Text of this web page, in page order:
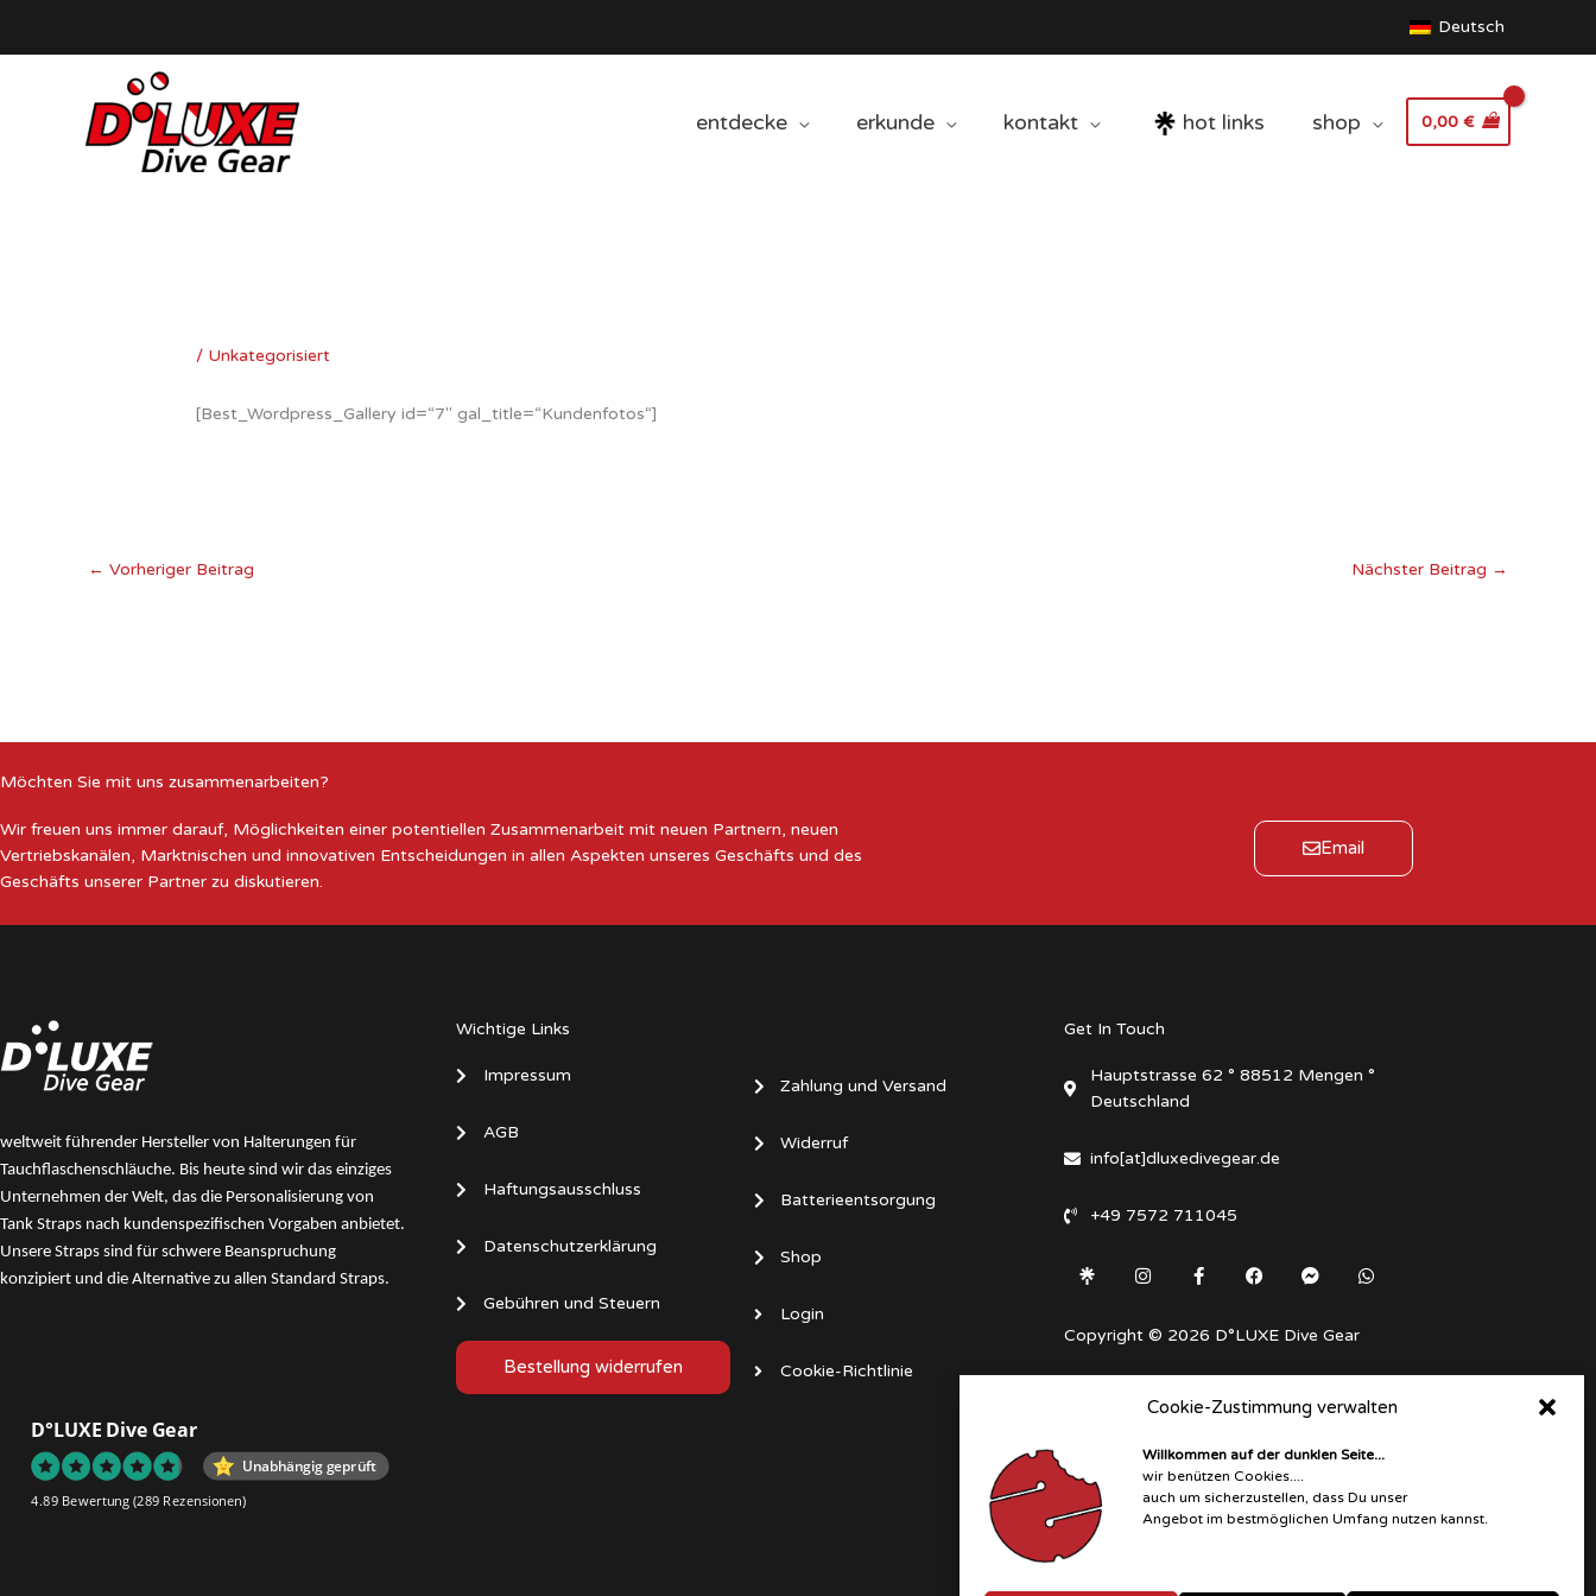
Cookie-Zustimmung verwalten
Willkommen auf der dunklen Seite...
wir benützen Cookies....
auch um sicherzustellen, dass Du unser
Angebot im bestmöglichen Umfang nutzen kannst.
Deutsch
entdecke erkunde kontakt hot links shop 0,00 €
/ Unkategorisiert
[Best_Wordpress_Gallery id=“7″ gal_title=“Kundenfotos“]
← Vorheriger Beitrag Nächster Beitrag →
Möchten Sie mit uns zusammenarbeiten?
Wir freuen uns immer darauf, Möglichkeiten einer potentiellen Zusammenarbeit mit neuen Partnern, neuen
Vertriebskanälen, Marktnischen und innovativen Entscheidungen in allen Aspekten unseres Geschäfts und des
Geschäfts unserer Partner zu diskutieren.
Email
weltweit führender Hersteller von Halterungen für
Tauchflaschenschläuche. Bis heute sind wir das einziges
Unternehmen der Welt, das die Personalisierung von
Tank Straps nach kundenspezifischen Vorgaben anbietet.
Unsere Straps sind für schwere Beanspruchung
konzipiert und die Alternative zu allen Standard Straps.
D°LUXE Dive Gear
Unabhängig geprüft
4.89 Bewertung(289 Rezensionen)
Wichtige Links
Impressum
AGB
Haftungsausschluss
Datenschutzerklärung
Gebühren und Steuern
Bestellung widerrufen
Zahlung und Versand
Widerruf
Batterieentsorgung
Shop
Login
Cookie-Richtlinie
Get In Touch
Hauptstrasse 62 ° 88512 Mengen °
Deutschland
info[at]dluxedivegear.de
+49 7572 711045
f
messenger
Copyright © 2026 D°LUXE Dive Gear